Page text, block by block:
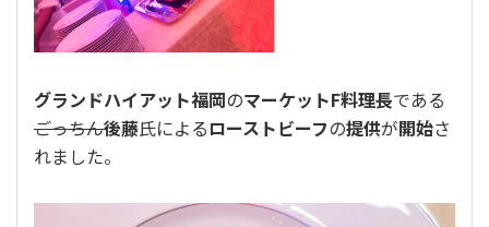
グランドハイアット福岡のマーケットF料理長である
ごっちん後藤氏によるローストビーフの提供が開始さ
れました。